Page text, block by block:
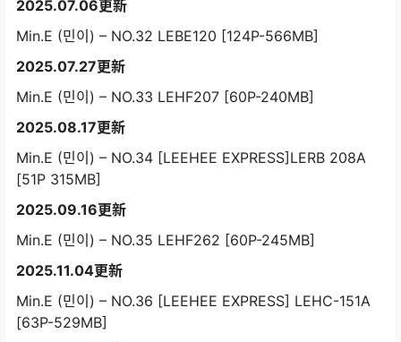
2025.07.06更新
Min.E (민이) – NO.32 LEBE120 [124P-566MB]
2025.07.27更新
Min.E (민이) – NO.33 LEHF207 [60P-240MB]
2025.08.17更新
Min.E (민이) – NO.34 [LEEHEE EXPRESS]LERB 208A
[51P 315MB]
2025.09.16更新
Min.E (민이) – NO.35 LEHF262 [60P-245MB]
2025.11.04更新
Min.E (민이) – NO.36 [LEEHEE EXPRESS] LEHC-151A
[63P-529MB]